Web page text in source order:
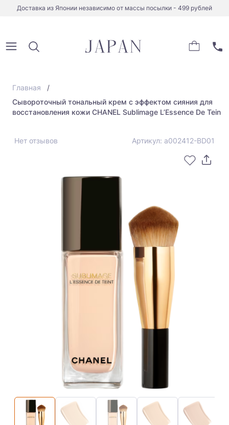
Доставка из Японии независимо от массы посылки - 499 рублей
Главная
Сывороточный тональный крем с эффектом сияния для
восстановления кожи CHANEL Sublimage L’Essence De Tein
Нет отзывов Артикул: a002412-BD01